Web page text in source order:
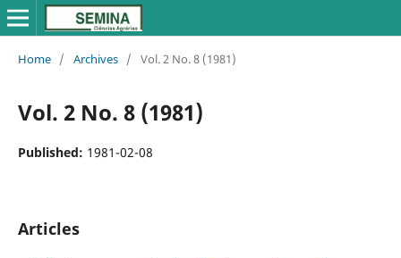
Home / Archives / Vol. 2 No. 8 (1981)
Vol. 2 No. 8 (1981)
Published: 1981-02-08
Articles